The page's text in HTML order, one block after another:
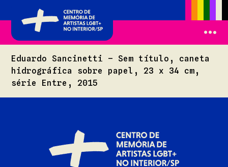
Eduardo Sancinetti – Sem título, caneta
hidrográfica sobre papel, 23 x 34 cm,
série Entre, 2015